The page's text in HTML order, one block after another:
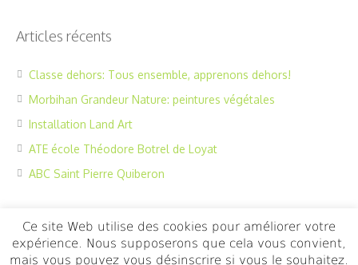
Articles récents
Classe dehors: Tous ensemble, apprenons dehors!
Morbihan Grandeur Nature: peintures végétales
Installation Land Art
ATE école Théodore Botrel de Loyat
ABC Saint Pierre Quiberon
Ce site Web utilise des cookies pour améliorer votre
expérience. Nous supposerons que cela vous convient,
mais vous pouvez vous désinscrire si vous le souhaitez.